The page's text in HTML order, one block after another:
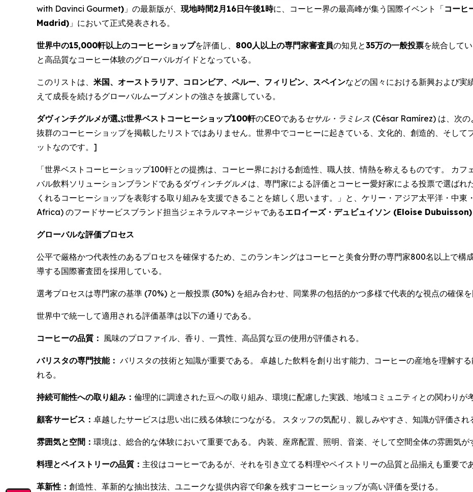
with Davinci Gourmet) 」の最新版が、 現地時間2 月16日午後1時に、コーヒー界の最高峰が集う国際イベント「コーヒ
Madrid) 」において正式発表される。
世界中の15,000軒以上のコーヒーショップを評価し、 800人以上の専門家審査員の知見と35万の一般投票を統合して
と高品質なコーヒー体験のグローバルガイドとなっている。
このリストは、 米国、オーストラリア、コロンビア、ペルー、フィリピン、スペインなどの国々における新興および実
えて成長を続けるグローバルムーブメントの強さを披露している。
ダヴィンチグルメが選ぶ世界ベストコーヒーショップ100軒のCEOである セサル・ラミレス (César Ramírez) は、次
抜群のコーヒーショップを掲載したリストではありません。世界中でコーヒーに起きている、文化的、創造的、そして
ットなのです。]
「世界ベストコーヒーショップ100軒との提携は、コーヒー界における創造性、職人技、情熱を称えるものです。 カ
バル飲料ソリューションブランドであるダヴィンチグルメは、専門家による評価とコーヒー愛好家による投票で選ばれ
くれるコーヒーショップを表彰する取り組みを支援できることを嬉しく思います。」と、ケリー・アジア太平洋・中
Africa) のフードサービスブランド担当ジェネラルマネージャであるエロイーズ・デュビュイソン (Eloise Dubuisson)
グローバルな評価プロセス
公平で厳格かつ代表性のあるプロセスを確保するため、このランキングはコーヒーと美食分野の専門家800名以上で構
導する国際審査団を採用している。
選考プロセスは専門家の基準 (70%) と一般投票 (30%) を組み合わせ、同業界の包括的かつ多様で代表的な視点の確保を
世界中で統一して適用される評価基準は以下の通りである。
コーヒーの品質： 風味のプロファイル、香り、一貫性、高品質な豆の使用が評価される。
バリスタの専門技能： バリスタの技術と知識が重要である。 卓越した飲料を創り出す能力、コーヒーの産地を理解す
れる。
持続可能性への取り組み： 倫理的に調達された豆への取り組み、環境に配慮した実践、地域コミュニティとの関わりが
顧客サービス： 卓越したサービスは思い出に残る体験につながる。 スタッフの気配り、親しみやすさ、知識が評価され
雰囲気と空間： 環境は、総合的な体験において重要である。 内装、座席配置、照明、音楽、そして空間全体の雰囲気が
料理とペイストリーの品質： 主役はコーヒーであるが、それを引き立てる料理やペイストリーの品質と品揃えも重要であ
革新性： 創造性、革新的な抽出技法、ユニークな提供内容で印象を残すコーヒーショップが高い評価を受ける。